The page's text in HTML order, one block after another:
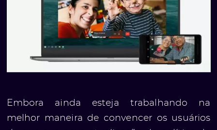
Embora ainda esteja trabalhando na
melhor maneira de convencer os usuários